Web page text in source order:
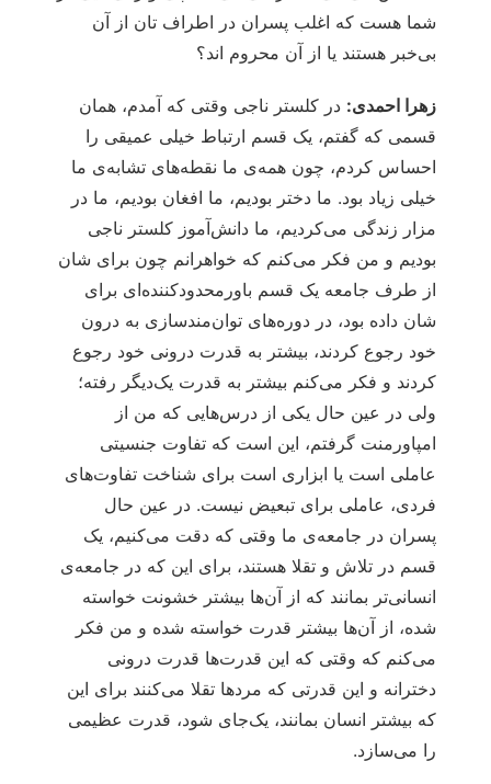
شما هست که اغلب پسران در اطراف تان از آن
بی‌خبر هستند یا از آن محروم اند؟
زهرا احمدی: در کلستر ناجی وقتی که آمدم، همان
قسمی که گفتم، یک قسم ارتباط خیلی عمیقی را
احساس کردم، چون همه‌ی ما نقطه‌های تشابه‌ی ما
خیلی زیاد بود. ما دختر بودیم، ما افغان بودیم، ما در
مزار زندگی می‌کردیم، ما دانش‌آموز کلستر ناجی
بودیم و من فکر می‌کنم که خواهرانم چون برای شان
از طرف جامعه یک قسم باورمحدودکننده‌ای برای
شان داده بود، در دوره‌های توان‌مندسازی به درون
خود رجوع کردند، بیشتر به قدرت درونی خود رجوع
کردند و فکر می‌کنم بیشتر به قدرت یک‌دیگر رفته؛
ولی در عین حال یکی از درس‌هایی که من از
امپاورمنت گرفتم، این است که تفاوت جنسیتی
عاملی است یا ابزاری است برای شناخت تفاوت‌های
فردی، عاملی برای تبعیض نیست. در عین حال
پسران در جامعه‌ی ما وقتی که دقت می‌کنیم، یک
قسم در تلاش و تقلا هستند، برای این که در جامعه‌ی
انسانی‌تر بمانند که از آن‌ها بیشتر خشونت خواسته
شده، از آن‌ها بیشتر قدرت خواسته شده و من فکر
می‌کنم که وقتی که این قدرت‌ها قدرت درونی
دخترانه و این قدرتی که مردها تقلا می‌کنند برای این
که بیشتر انسان بمانند، یک‌جای شود، قدرت عظیمی
را می‌سازد.